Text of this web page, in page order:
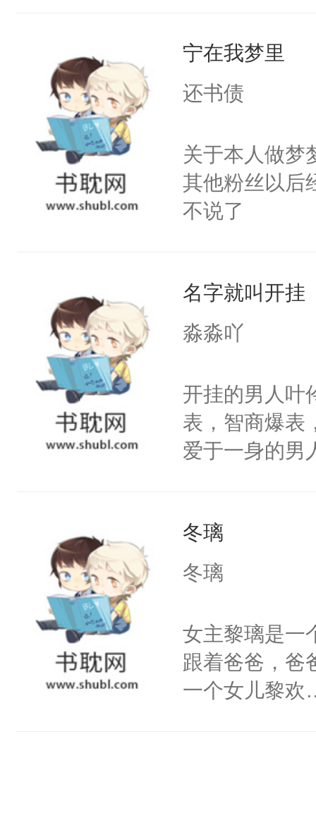
宁在我梦里
还书债
关于本人做梦
其他粉丝以后
不说了
名字就叫开挂
淼淼吖
开挂的男人叶
表，智商爆表
爱于一身的男
性格：骚，除
冬璃
冬璃
女主黎璃是一
跟着爸爸，爸
一个女儿黎